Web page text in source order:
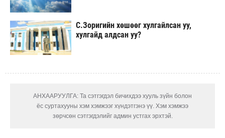
С.Зоригийн хөшөөг хулгайлсан уу,
хулгайд алдсан уу?
АНХААРУУЛГА: Та сэтгэгдэл бичихдээ хууль зүйн болон
ёс суртахууны хэм хэмжээг хүндэтгэнэ үү. Хэм хэмжээ
зөрчсөн сэтгэгдэлийг админ устгах эрхтэй.